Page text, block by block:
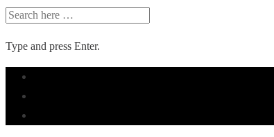
SEARCH
Type and press Enter.
Skip
content